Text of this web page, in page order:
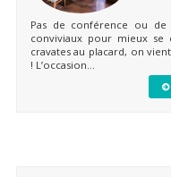
Pas de conférence ou
conviviaux pour mieux se
cravates au placard, on
! L’occasion...